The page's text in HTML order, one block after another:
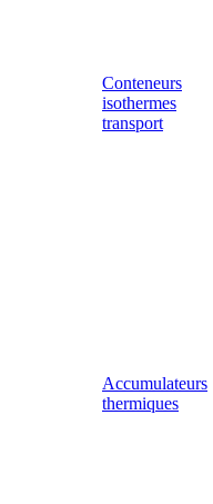
Conteneurs
isothermes
transport
Accumulateurs
thermiques